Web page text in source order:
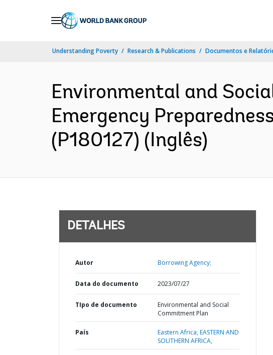
Understanding Poverty Research & Publications Documentos e
Environmental and
Emergency
(P180127) (Inglês)
DETALHES
Autor Borrowing Agency;
Data do documento 2023/07/27
TIpo de documento
Environmental and Social
Commitment Plan
País Eastern Africa,EASTERN AND
SOUTHERN AFRICA,